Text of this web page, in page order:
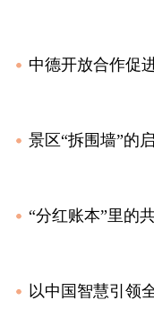
中德开放合作促
景区“拆围墙”的
“分红账本”里的
以中国智慧引领